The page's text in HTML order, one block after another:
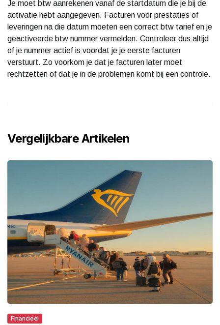
Je moet btw aanrekenen vanaf de startdatum die je bij de
activatie hebt aangegeven. Facturen voor prestaties of
leveringen na die datum moeten een correct btw tarief en je
geactiveerde btw nummer vermelden. Controleer dus altijd
of je nummer actief is voordat je je eerste facturen
verstuurt. Zo voorkom je dat je facturen later moet
rechtzetten of dat je in de problemen komt bij een controle.
Vergelijkbare Artikelen
Financieel